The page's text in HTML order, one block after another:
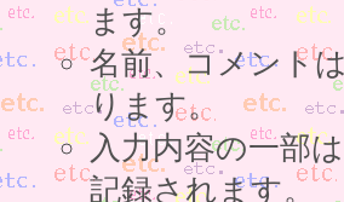
ます。
名前、コメント
ります。
入力内容の一部
記録されます。